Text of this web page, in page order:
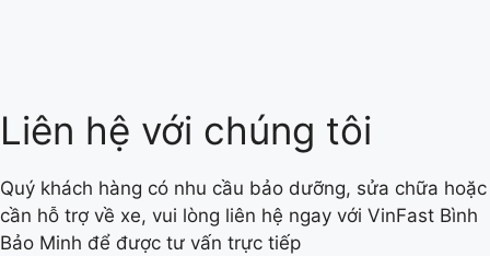
Liên hệ với chúng tôi
Quý khách hàng có nhu cầu bảo dưỡng, sửa chữa hoặc
cần hỗ trợ về xe, vui lòng liên hệ ngay với VinFast Bình
Bảo Minh để được tư vấn trực tiếp